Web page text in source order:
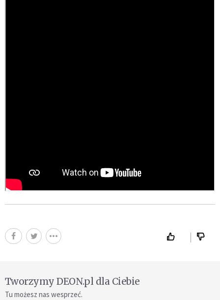
Tworzymy DEON.pl dla Ciebie
Tu możesz nas wesprzeć.